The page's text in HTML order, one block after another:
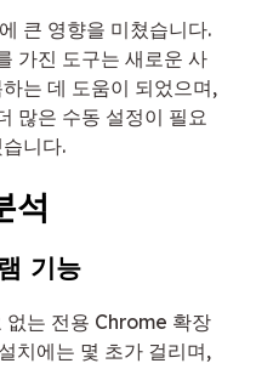
큰 영향을 미쳤습니다.
가진 도구는 새로운 사
는 데 도움이 되었으며,
많은 수동 설정이 필요
니다.
석
기능
없는 전용 Chrome 확장
치에는 몇 초가 걸리며,